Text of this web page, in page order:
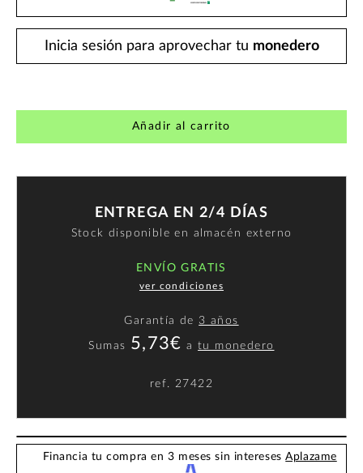
Inicia sesión para aprovechar tu monedero
Añadir al carrito
ENTREGA EN 2/4 DÍAS
Stock disponible en almacén externo
ENVÍO GRATIS
ver condiciones
Garantía de 3 años
Sumas 5,73€ atu monedero
ref. 27422
Financia tu compra en 3 meses sin interesesAplazame